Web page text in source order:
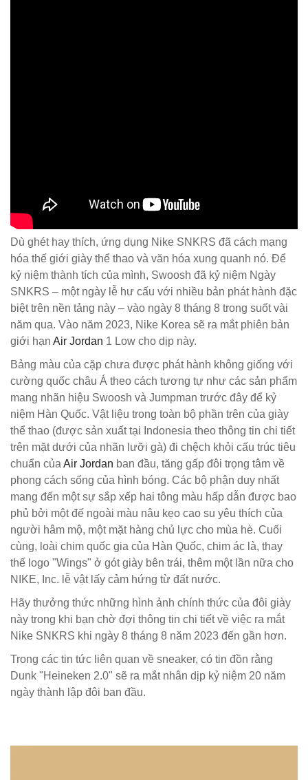
Dù ghét hay thích, ứng dụng Nike SNKRS đã cách mạng
hóa thế giới giày thể thao và văn hóa xung quanh nó. Để
kỷ niệm thành tích của mình, Swoosh đã kỷ niệm Ngày
SNKRS – một ngày lễ hư cấu với nhiều bản phát hành đặc
biệt trên nền tảng này – vào ngày 8 tháng 8 trong suốt vài
năm qua. Vào năm 2023, Nike Korea sẽ ra mắt phiên bản
giới hạn Air Jordan 1 Low cho dịp này.
Bảng màu của cặp chưa được phát hành không giống với
cường quốc châu Á theo cách tương tự như các sản phẩm
mang nhãn hiệu Swoosh và Jumpman trước đây để kỷ
niệm Hàn Quốc. Vật liệu trong toàn bộ phần trên của giày
thể thao (được sản xuất tại Indonesia theo thông tin chi tiết
trên mặt dưới của nhãn lưỡi gà) đi chệch khỏi cấu trúc tiêu
chuẩn của Air Jordan ban đầu, tăng gấp đôi trọng tâm về
phong cách sống của hình bóng. Các bộ phận duy nhất
mang đến một sự sắp xếp hai tông màu hấp dẫn được bao
phủ bởi một đế ngoài màu nâu kẹo cao su yêu thích của
người hâm mộ, một mặt hàng chủ lực cho mùa hè. Cuối
cùng, loài chim quốc gia của Hàn Quốc, chim ác là, thay
thế logo "Wings" ở gót giày bên trái, thêm một lần nữa cho
NIKE, Inc. lễ vật lấy cảm hứng từ đất nước.
Hãy thưởng thức những hình ảnh chính thức của đôi giày
này trong khi bạn chờ đợi thông tin chi tiết về việc ra mắt
Nike SNKRS khi ngày 8 tháng 8 năm 2023 đến gần hơn.
Trong các tin tức liên quan về sneaker, có tin đồn rằng
Dunk "Heineken 2.0" sẽ ra mắt nhân dịp kỷ niệm 20 năm
ngày thành lập đôi ban đầu.